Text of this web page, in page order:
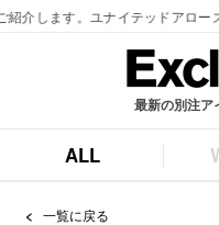
最新の別注ア
ALL
一覧に戻る